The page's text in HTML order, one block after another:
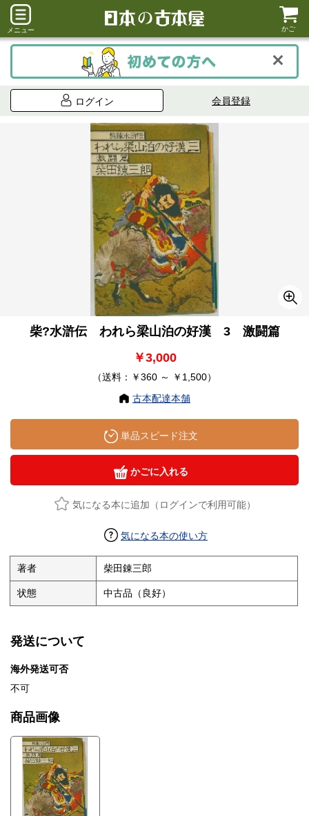
メニュー かご
ログイン 会員登録
柴?水滸伝 われら梁山泊の好漢 3 激闘篇
￥3,000
（送料：￥360 ～ ￥1,500）
古本配達本舗
単品スピード注文
かごに入れる
気になる本に追加（ログインで利用可能）
気になる本の使い方
著者 柴田錬三郎
状態 中古品（良好）
発送について
海外発送可否
不可
商品画像